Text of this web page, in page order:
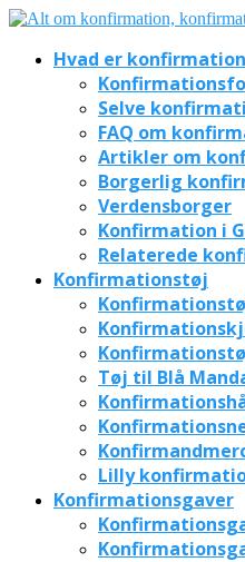
Hvad er konfirmation
Selve
FAQ om
Artikler om
Borgerlig
Verdensborger
Konfirmation i
Relaterede
Konfirmationstøj
Tøj til Blå
Lilly
Konfirmationsgaver